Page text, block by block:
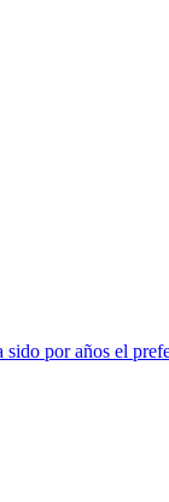
por años el